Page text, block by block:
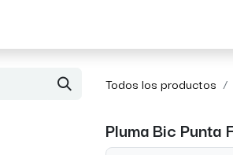
Todos los productos
Pluma Bic Punta